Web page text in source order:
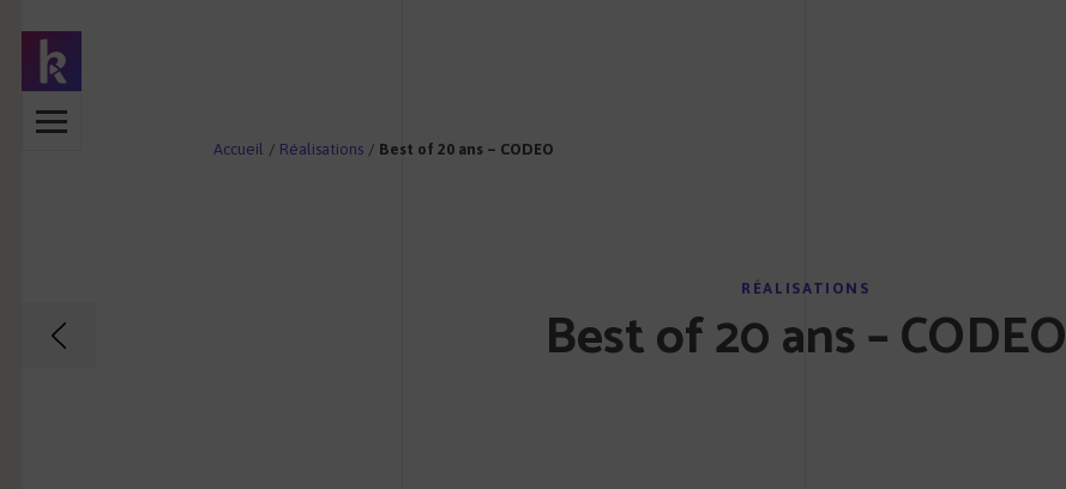
Accueil / Réalisations / Best of 20 ans – CODEO
RÉALISATIONS
Best of 20 ans – CODEO